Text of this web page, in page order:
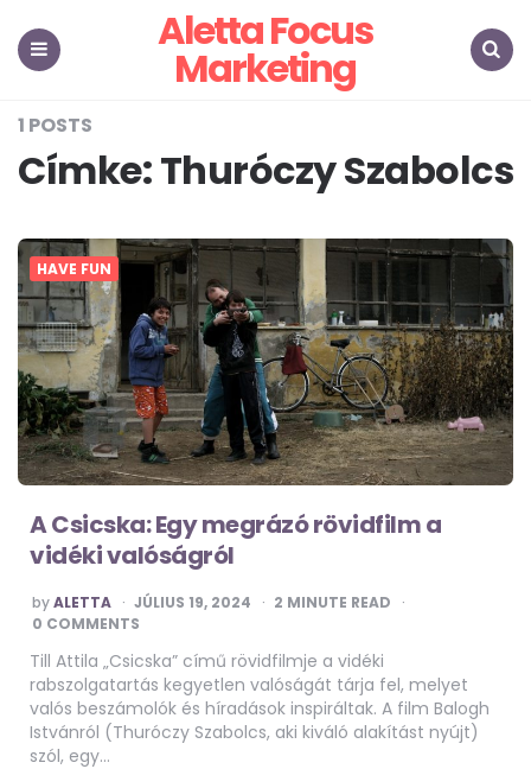
Aletta Focus
Marketing
1 POSTS
Címke:Thuróczy Szabolcs
HAVE FUN
A Csicska: Egy megrázó rövidfilm a
vidéki valóságról
POSTED
BY
byALETTA JÚLIUS 19, 2024 2 MINUTE READ
0 COMMENTS
Till Attila „Csicska” című rövidfilmje a vidéki
rabszolgatartás kegyetlen valóságát tárja fel, melyet
valós beszámolók és híradások inspiráltak. A film Balogh
Istvánról (Thuróczy Szabolcs, aki kiváló alakítást nyújt)
szól, egy…